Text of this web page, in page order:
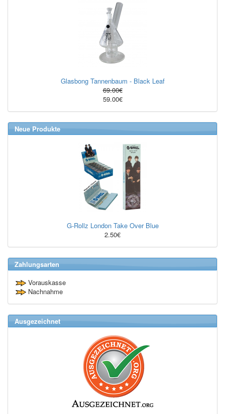
Glasbong Tannenbaum - Black Leaf
69.00€
59.00€
Neue Produkte
G-Rollz London Take Over Blue
2.50€
Zahlungsarten
Vorauskasse
Nachnahme
Ausgezeichnet